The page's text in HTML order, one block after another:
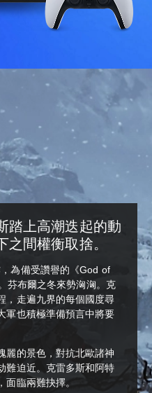
踏上高潮迭起的動
之間權衡取捨。
為備受讚譽的《God of
芬布爾之冬來勢洶洶。克
，走遍九界的每個國度尋
軍也積極準備預言中將要
麗的景色，對抗北歐諸神
難迫近。克雷多斯和阿特
臨兩難抉擇。